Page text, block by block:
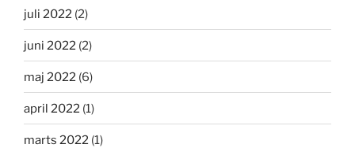
juli 2022 (2)
juni 2022 (2)
maj 2022 (6)
april 2022 (1)
marts 2022 (1)